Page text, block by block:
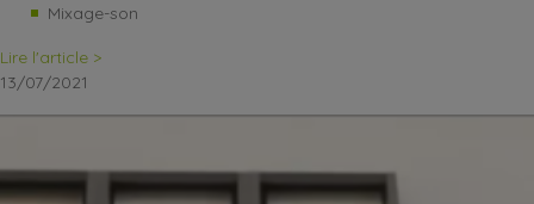
Mixage-son
Lire l'article >
13/07/2021